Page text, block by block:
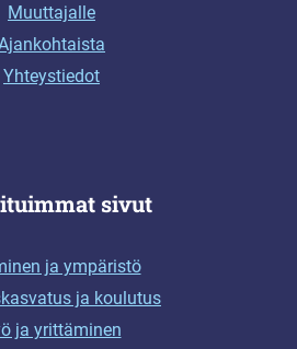
Muuttajalle
Yhteystiedot
sivut
ja ympäristö
ja koulutus
ja yrittäminen